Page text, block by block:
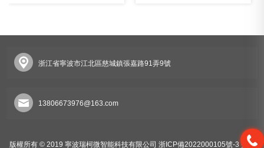
浙江省寧波市江北區慈城鎮張嘉路91弄9號
13806673976@163.com
版權所有 © 2019 寧波瑞柯微智能科技有限公司 浙ICP備2022000105號-3技術